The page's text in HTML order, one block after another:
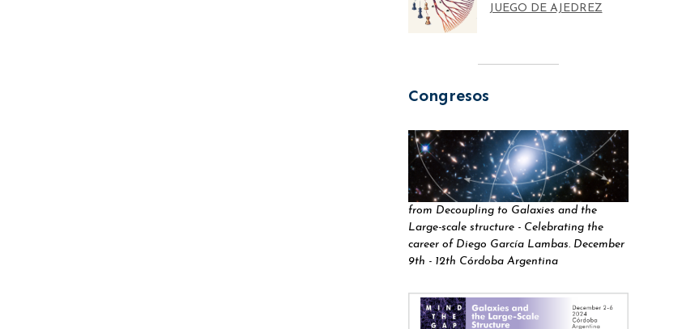
JUEGO DE AJEDREZ
Congresos
from Decoupling to Galaxies and the
Large-scale structure - Celebrating the
career of Diego García Lambas. December
9th - 12th Córdoba Argentina